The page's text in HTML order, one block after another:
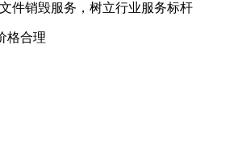
件销毁服务，树立行业服务标杆
格合理